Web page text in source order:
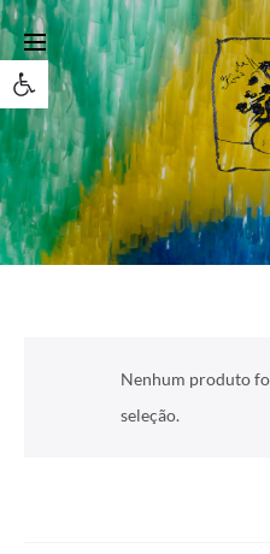
Open toolbar
Nenhum produto
seleção.